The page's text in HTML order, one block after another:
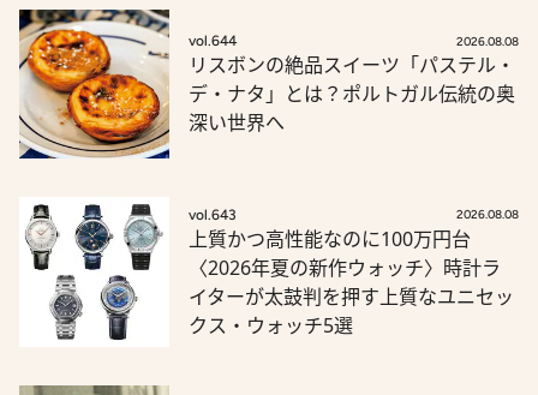
vol.644 2026.08.08
リスボンの絶品スイーツ「パステル・
デ・ナタ」とは？ポルトガル伝統の奥
深い世界へ
vol.643 2026.08.08
上質かつ高性能なのに100万円台
〈2026年夏の新作ウォッチ〉時計ラ
イターが太鼓判を押す上質なユニセッ
クス・ウォッチ5選